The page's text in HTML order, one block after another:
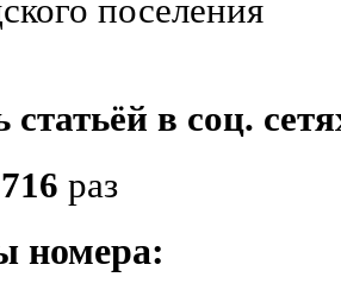
поселения
статьёй в соц.
716 раз
номера: